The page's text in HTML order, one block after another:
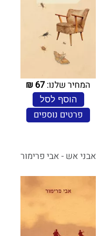
המחיר שלנו:67
₪
הוסף לסל
פרטים נוספים
אבני אש - אבי פרימור